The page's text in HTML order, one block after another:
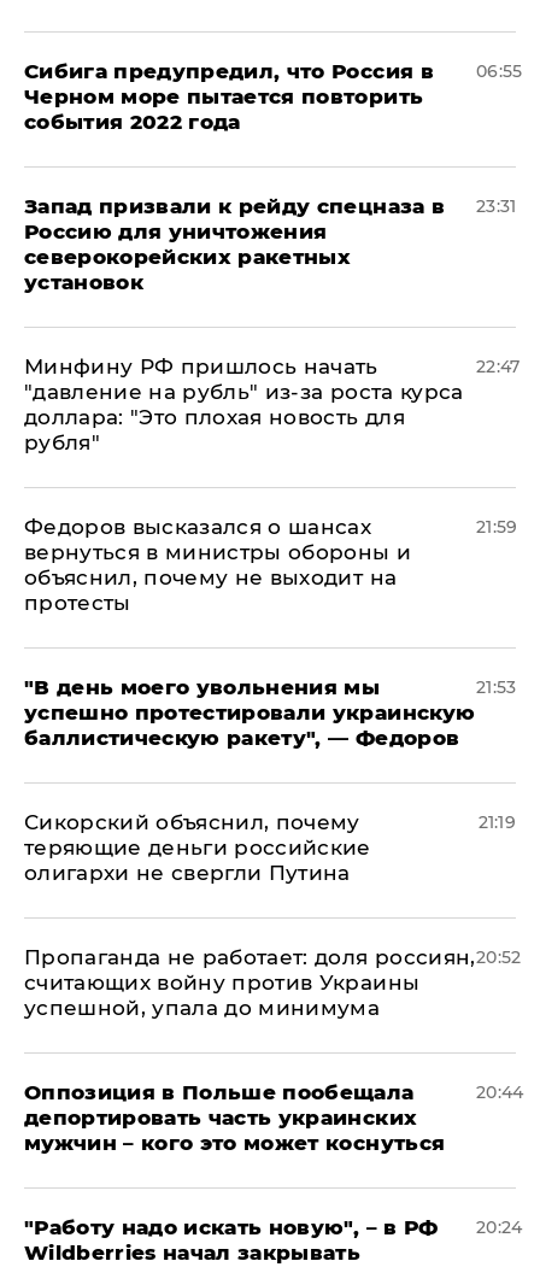
Сибига предупредил, что Россия в
Черном море пытается повторить
события 2022 года
06:55
Запад призвали к рейду спецназа в
Россию для уничтожения
северокорейских ракетных
установок
23:31
Минфину РФ пришлось начать
"давление на рубль" из-за роста курса
доллара: "Это плохая новость для
рубля"
22:47
Федоров высказался о шансах
вернуться в министры обороны и
объяснил, почему не выходит на
протесты
21:59
​"В день моего увольнения мы
успешно протестировали украинскую
баллистическую ракету", — Федоров
21:53
Сикорский объяснил, почему
теряющие деньги российские
олигархи не свергли Путина
21:19
​Пропаганда не работает: доля россиян,
считающих войну против Украины
успешной, упала до минимума
20:52
Оппозиция в Польше пообещала
депортировать часть украинских
мужчин – кого это может коснуться
20:44
"Работу надо искать новую", – в РФ
Wildberries начал закрывать
20:24